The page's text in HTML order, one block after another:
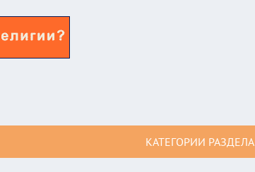
КАТЕГОРИИ РАЗДЕЛА